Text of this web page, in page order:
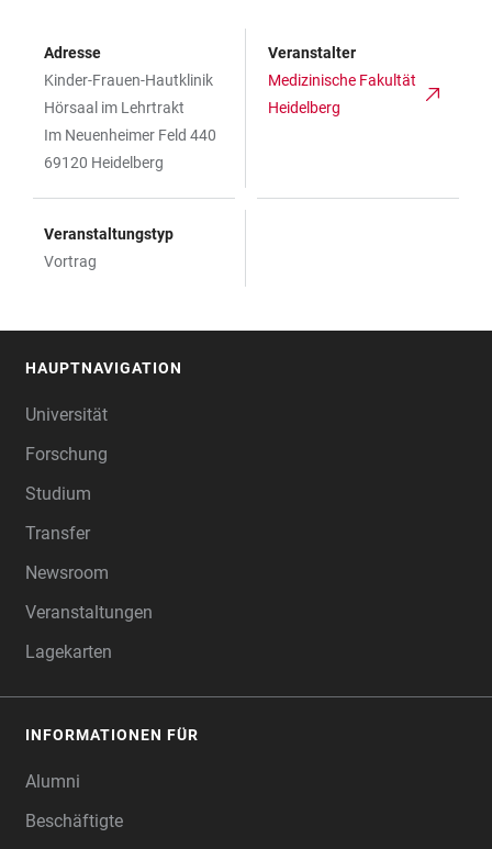
Adresse
Kinder-Frauen-Hautklinik
Hörsaal im Lehrtrakt
Im Neuenheimer Feld 440
69120 Heidelberg
Veranstalter
Medizinische Fakultät
Heidelberg
Veranstaltungstyp
Vortrag
HAUPTNAVIGATION
Universität
Forschung
Studium
Transfer
Newsroom
Veranstaltungen
Lagekarten
INFORMATIONEN FÜR
Alumni
Beschäftigte